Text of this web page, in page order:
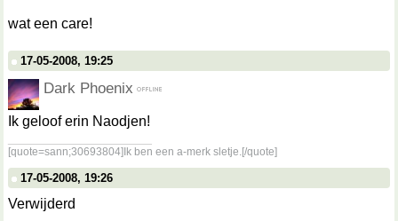
wat een care!
17-05-2008, 19:25
Dark Phoenix
Ik geloof erin Naodjen!
[quote=sann;30693804]Ik ben een a-merk sletje.[/quote]
17-05-2008, 19:26
Verwijderd